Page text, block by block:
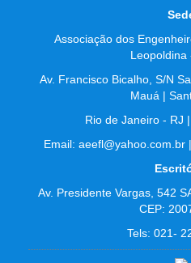
Associação dos
Leopoldina
Av. Francisco Bicalho, S/N
Mauá |
Rio de Janeiro - RJ
Email: aeefl@yahoo.com.br
Av. Presidente Vargas, 542
CEP:
Tels: 021-